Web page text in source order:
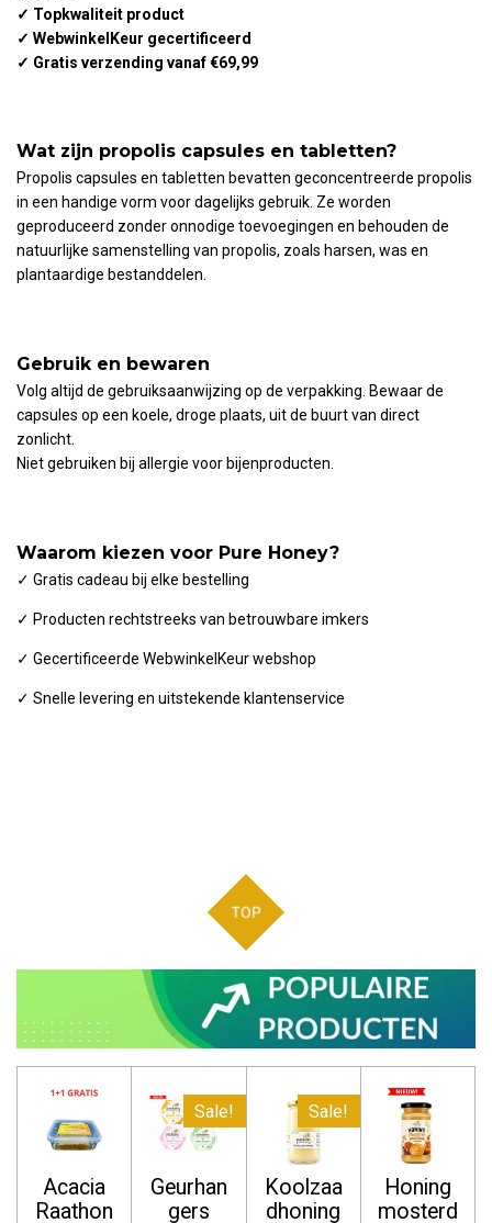
✓ Topkwaliteit product
✓ WebwinkelKeur gecertificeerd
✓ Gratis verzending vanaf €69,99
Wat zijn propolis capsules en tabletten?
Propolis capsules en tabletten bevatten geconcentreerde propolis
in een handige vorm voor dagelijks gebruik. Ze worden
geproduceerd zonder onnodige toevoegingen en behouden de
natuurlijke samenstelling van propolis, zoals harsen, was en
plantaardige bestanddelen.
Gebruik en bewaren
Volg altijd de gebruiksaanwijzing op de verpakking. Bewaar de
capsules op een koele, droge plaats, uit de buurt van direct
zonlicht.
Niet gebruiken bij allergie voor bijenproducten.
Waarom kiezen voor Pure Honey?
✓ Gratis cadeau bij elke bestelling
✓ Producten rechtstreeks van betrouwbare imkers
✓ Gecertificeerde WebwinkelKeur webshop
✓ Snelle levering en uitstekende klantenservice
TOP
Acacia
Raathon
Sale!
Geurhan
gers
Sale!
Koolzaa
dhoning
Honing
mosterd